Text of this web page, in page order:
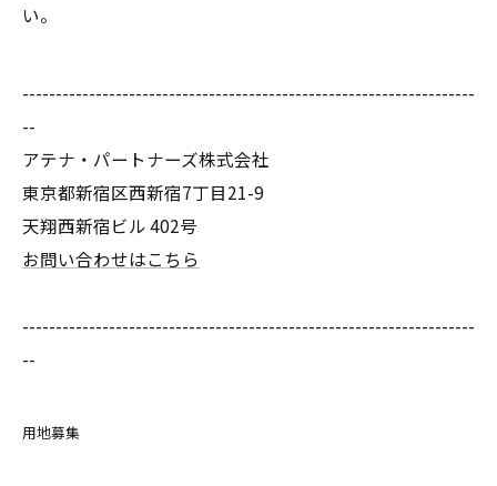
い。
--------------------------------------------------------------------
--
アテナ・パートナーズ株式会社
東京都新宿区西新宿7丁目21-9
天翔西新宿ビル 402号
お問い合わせはこちら
--------------------------------------------------------------------
--
用地募集